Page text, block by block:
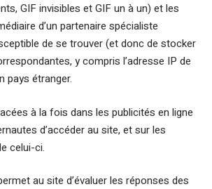
GIF invisibles et GIF un à un) et les
d’un partenaire spécialiste
de se trouver (et donc de stocker
y compris l’adresse IP de
pays étranger.
à la fois dans les publicités en ligne
d’accéder au site, et sur les
celui-ci.
au site d’évaluer les réponses des